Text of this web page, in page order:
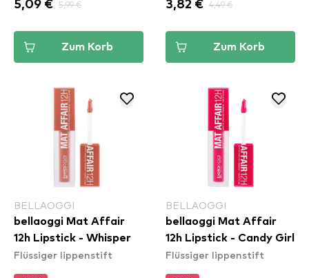
5,09 € 5,99 €
Zum Korb
3,82 € 4,49 €
Zum Korb
BELLAOGGI
bellaoggi Mat Affair
12h Lipstick - Whisper
Flüssiger lippenstift
BELLAOGGI
bellaoggi Mat Affair
12h Lipstick - Candy Girl
Flüssiger lippenstift